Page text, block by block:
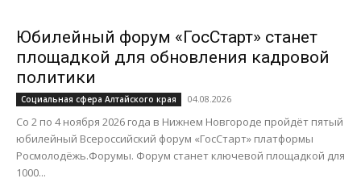
Юбилейный форум «ГосСтарт» станет
площадкой для обновления кадровой
политики
Социальная сфера Алтайского края 04.08.2026
Со 2 по 4 ноября 2026 года в Нижнем Новгороде пройдёт пятый
юбилейный Всероссийский форум «ГосСтарт» платформы
Росмолодёжь.Форумы. Форум станет ключевой площадкой для
1000...